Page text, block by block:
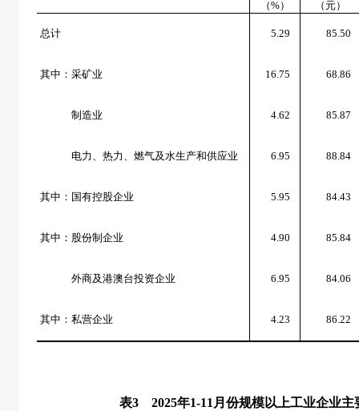
（%） （元）
总计 5.29 85.50
其中：采矿业 16.75 68.86
制造业 4.62 85.87
电力、热力、燃气及水生产和供应业 6.95 88.84
其中：国有控股企业 5.95 84.43
其中：股份制企业 4.90 85.84
外商及港澳台投资企业 6.95 84.06
其中：私营企业 4.23 86.22
表3 2025年1-11 月份规模以上工业企业